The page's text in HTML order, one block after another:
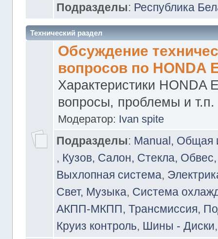
Подразделы: Республика
Технический раздел
Обсуждение
вопросов по HONDA
Характеристики HONDA
вопросы, проблемы и т.п.
Модератор: Ivan spite
Подразделы: Manual,
, Кузов, Салон, Стекла,
Выхлопная система,
Свет, Музыка, Система
АКПП-МКПП, Трансмиссия,
Круиз контроль, Шины - Диски